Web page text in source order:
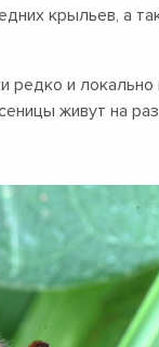
крыльев, а
редко и локально
живут на